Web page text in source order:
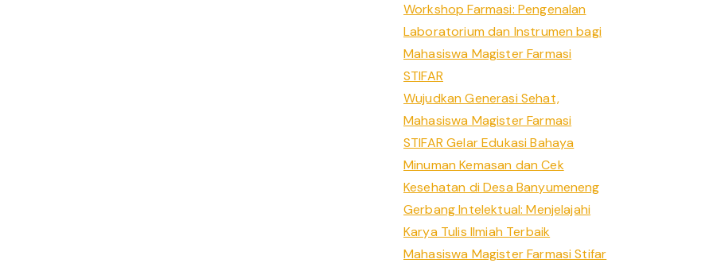
Workshop Farmasi: Pengenalan
Laboratorium dan Instrumen bagi
Mahasiswa Magister Farmasi
STIFAR
Wujudkan Generasi Sehat,
Mahasiswa Magister Farmasi
STIFAR Gelar Edukasi Bahaya
Minuman Kemasan dan Cek
Kesehatan di Desa Banyumeneng
Gerbang Intelektual: Menjelajahi
Karya Tulis Ilmiah Terbaik
Mahasiswa Magister Farmasi Stifar